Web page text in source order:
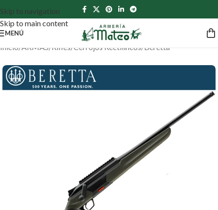
Skip to navigation
Skip to main content
MENÚ
Inicio/ARMAS/ Rifles/ Cerrojos Rectilíneos/ Beretta